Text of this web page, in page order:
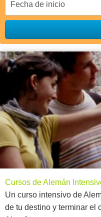
Moneda €
Idioma
Cursos de Alemán
Un curso intensivo de
de tu destino y terminar el